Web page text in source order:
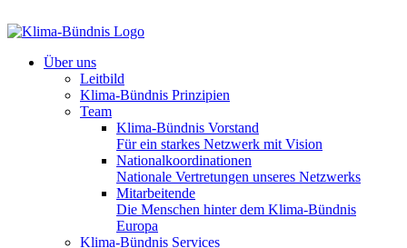
Über uns
Leitbild
Klima-Bündnis Prinzipien
Team
Klima-Bündnis Vorstand
Für ein starkes Netzwerk mit Vision
Nationalkoordinationen
Nationale Vertretungen unseres Netzwerks
Mitarbeitende
Die Menschen hinter dem Klima-Bündnis
Europa
Klima-Bündnis Services